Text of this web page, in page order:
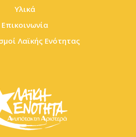
Υλικά
Επικοινωνία
Λαϊκής Ενότητας